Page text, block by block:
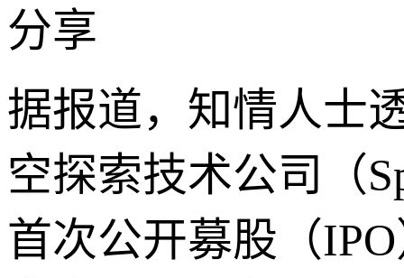
分享
据报道，知情人士
空探索技术公司（
首次公开募股（